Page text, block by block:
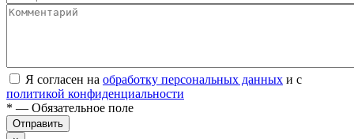
Я согласен на обработку персональных данных и с
политикой конфиденциальности
* — Обязательное поле
Отправить